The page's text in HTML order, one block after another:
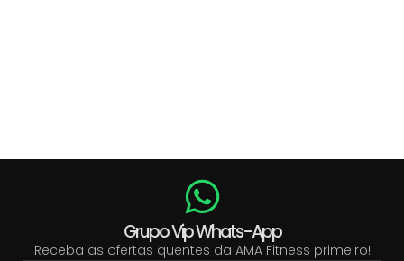
Grupo Vip Whats-App
Receba as ofertas quentes da AMA Fitness primeiro!